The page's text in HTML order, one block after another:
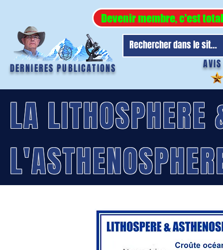
Devenir membre, c'est
DERNIERES PUBLICATIONS
LA LITHOSPHERE